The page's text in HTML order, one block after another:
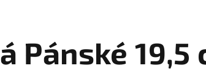
Pánské 19,5